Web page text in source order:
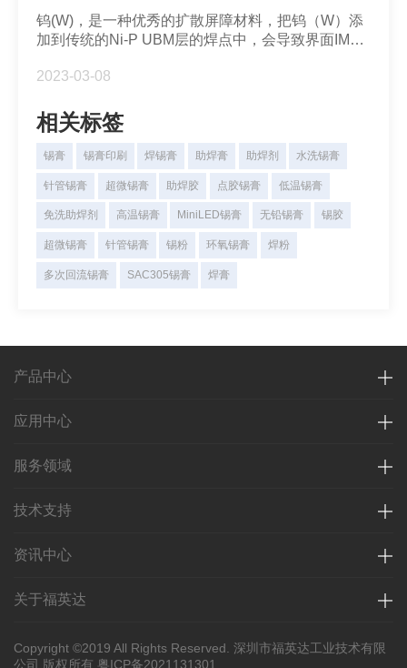
钨(W)，是一种优秀的扩散屏障材料，把钨（W）添
加到传统的Ni-P UBM层的焊点中，会导致界面IMC
焊料中加入浓度为0.5wt%的W纳米颗粒，制备了
W的焊点在老化和电迁移过程中的微观结构演变。
2023-03-08
相关标签
锡膏 锡膏印刷 焊锡膏 助焊膏 助焊剂 水洗锡膏
针管锡膏 超微锡膏 助焊胶 点胶锡膏 低温锡膏
免洗助焊剂 高温锡膏 MiniLED锡膏 无铅锡膏 锡胶
超微锡膏 针管锡膏 锡粉 环氧锡膏 焊粉
多次回流锡膏 SAC305锡膏 焊膏
产品中心
应用中心
服务领域
技术支持
资讯中心
关于福英达
Copyright ©2019 All Rights Reserved. 深圳市福英达工业技术有限
公司 版权所有 粤ICP备2021131301